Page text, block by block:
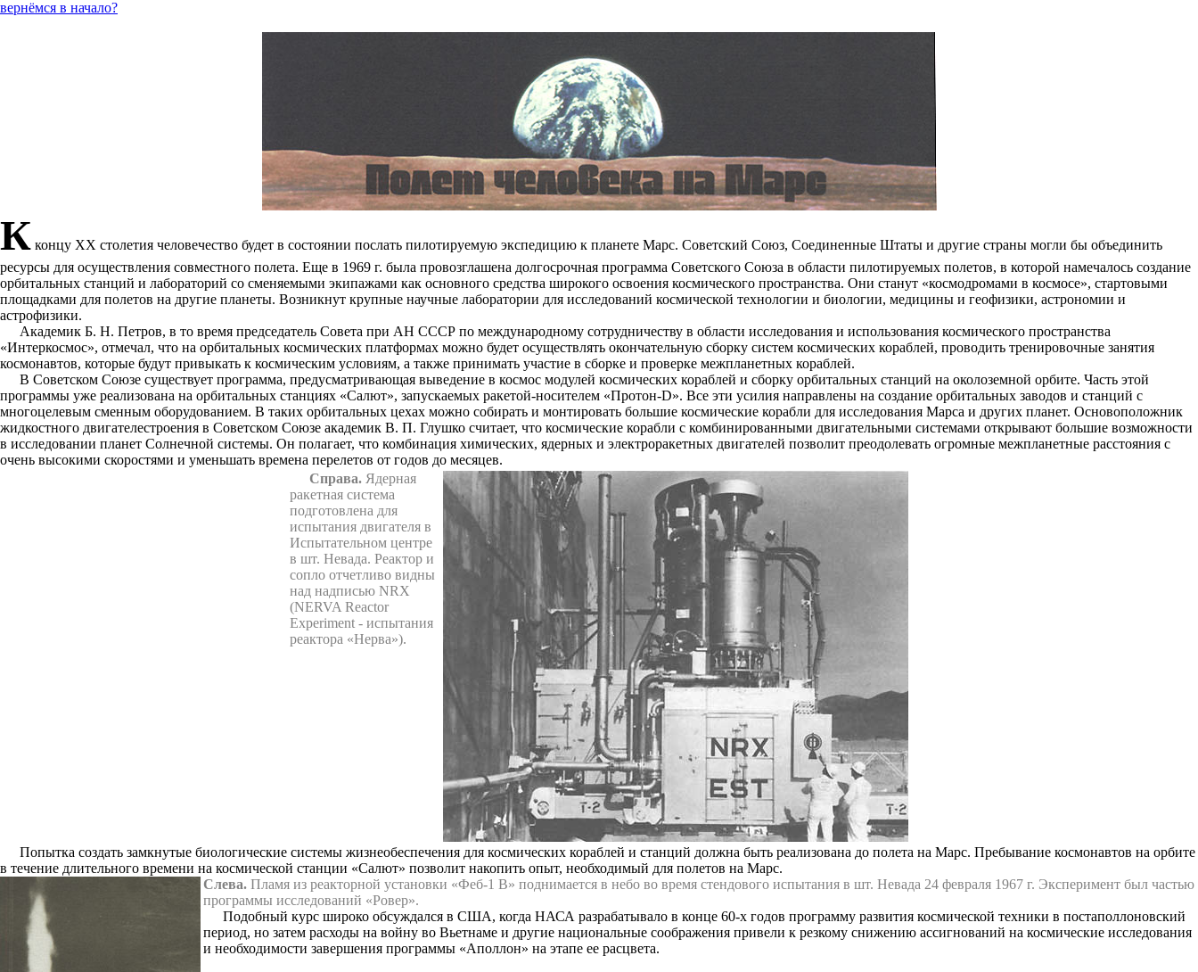
вернёмся в начало?
К концу XX столетия человечество будет в состоянии послать пилотируемую экспедицию к планете Марс. Советский Союз, Соединенные Штаты и другие страны могли бы объединить
ресурсы для осуществления совместного полета. Еще в 1969 г. была провозглашена долгосрочная программа Советского Союза в области пилотируемых полетов, в которой намечалось создание
орбитальных станций и лабораторий со сменяемыми экипажами как основного средства широкого освоения космического пространства. Они станут «космодромами в космосе», стартовыми
площадками для полетов на другие планеты. Возникнут крупные научные лаборатории для исследований космической технологии и биологии, медицины и геофизики, астрономии и
астрофизики.
Академик Б. Н. Петров, в то время председатель Совета при АН СССР по международному сотрудничеству в области исследования и использования космического пространства
«Интеркосмос», отмечал, что на орбитальных космических платформах можно будет осуществлять окончательную сборку систем космических кораблей, проводить тренировочные занятия
космонавтов, которые будут привыкать к космическим условиям, а также принимать участие в сборке и проверке межпланетных кораблей.
В Советском Союзе существует программа, предусматривающая выведение в космос модулей космических кораблей и сборку орбитальных станций на околоземной орбите. Часть этой
программы уже реализована на орбитальных станциях «Салют», запускаемых ракетой-носителем «Протон-D». Все эти усилия направлены на создание орбитальных заводов и станций с
многоцелевым сменным оборудованием. В таких орбитальных цехах можно собирать и монтировать большие космические корабли для исследования Марса и других планет. Основоположник
жидкостного двигателестроения в Советском Союзе академик В. П. Глушко считает, что космические корабли с комбинированными двигательными системами открывают большие возможности
в исследовании планет Солнечной системы. Он полагает, что комбинация химических, ядерных и электроракетных двигателей позволит преодолевать огромные межпланетные расстояния с
очень высокими скоростями и уменьшать времена перелетов от годов до месяцев.
Справа. Ядерная
ракетная система
подготовлена для
испытания двигателя в
Испытательном центре
в шт. Невада. Реактор и
сопло отчетливо видны
над надписью NRX
(NERVA Reactor
Experiment - испытания
реактора «Нерва»).
Попытка создать замкнутые биологические системы жизнеобеспечения для космических кораблей и станций должна быть реализована до полета на Марс. Пребывание космонавтов на орбите
в течение длительного времени на космической станции «Салют» позволит накопить опыт, необходимый для полетов на Марс.
Слева. Пламя из реакторной установки «Феб-1 В» поднимается в небо во время стендового испытания в шт. Невада 24 февраля 1967 г. Эксперимент был частью
программы исследований «Ровер».
Подобный курс широко обсуждался в США, когда НАСА разрабатывало в конце 60-х годов программу развития космической техники в постаполлоновский
период, но затем расходы на войну во Вьетнаме и другие национальные соображения привели к резкому снижению ассигнований на космические исследования
и необходимости завершения программы «Аполлон» на этапе ее расцвета.